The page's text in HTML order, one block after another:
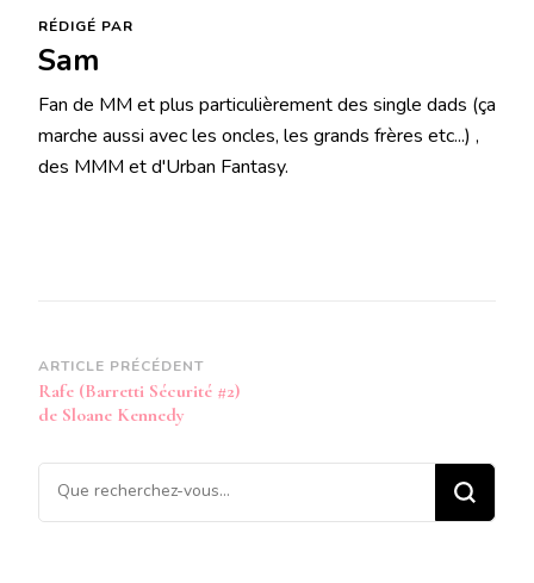
RÉDIGÉ PAR
Sam
Fan de MM et plus particulièrement des single dads (ça
marche aussi avec les oncles, les grands frères etc...) ,
des MMM et d'Urban Fantasy.
Navigation
d’article
ARTICLE PRÉCÉDENT
Rafe (Barretti Sécurité #2)
de Sloane Kennedy
Vous
recherchiez